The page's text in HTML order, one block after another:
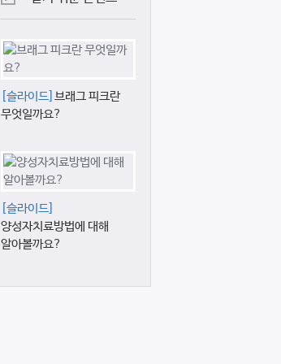
[슬라이드] 브래그 피크란
무엇일까요?
[슬라이드]
양성자치료방법에 대해
알아볼까요?